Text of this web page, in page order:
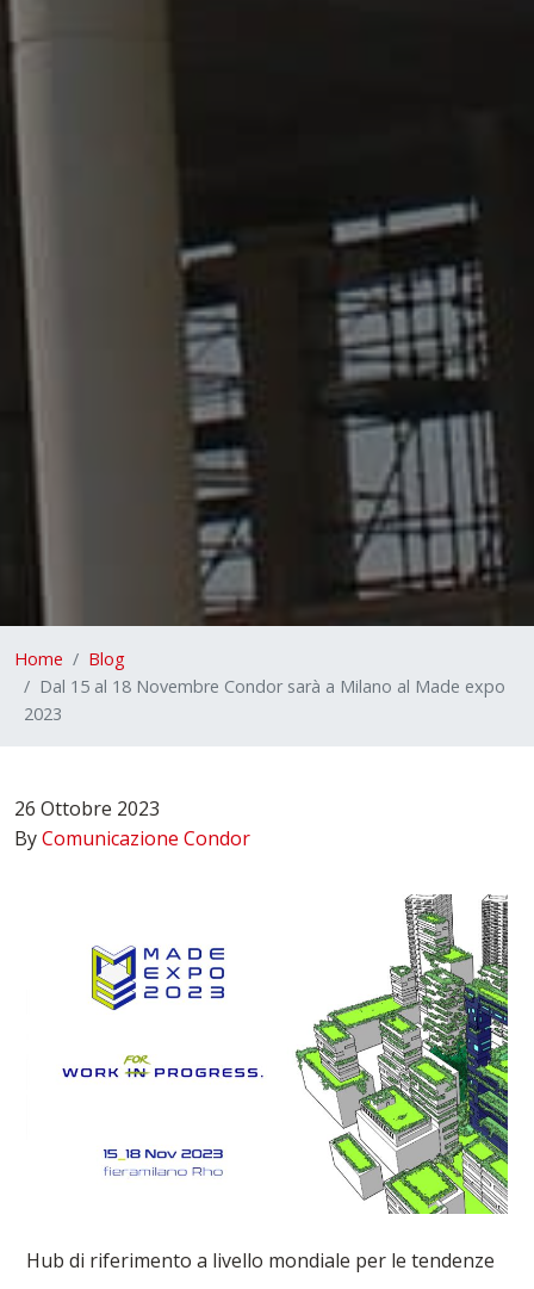
Home
Blog
Dal 15 al 18 Novembre Condor sarà a Milano al Made expo
2023
26 Ottobre 2023
ByComunicazione Condor
Hub di riferimento a livello mondiale per le tendenze